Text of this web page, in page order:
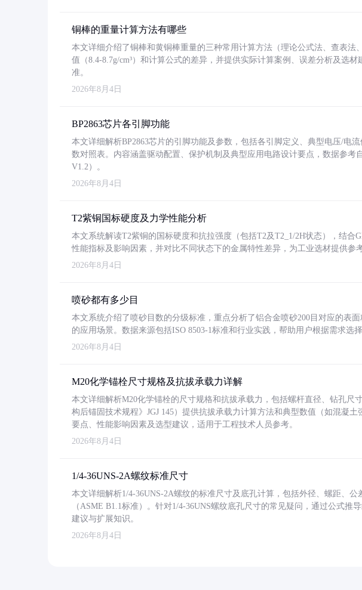
铜棒的重量计算方法有哪些
本文详细介绍了铜棒和黄铜棒重量的三种常用计算方法（理论公式法、查表法
值（8.4-8.7g/cm³）和计算公式的差异，并提供实际计算案例、误差分析及选
准。
2026年8月4日
BP2863芯片各引脚功能
本文详细解析BP2863芯片的引脚功能及参数，包括各引脚定义、典型电压/电
数对照表。内容涵盖驱动配置、保护机制及典型应用电路设计要点，数据参考
V1.2）。
2026年8月4日
T2紫铜国标硬度及力学性能分析
本文系统解读T2紫铜的国标硬度和抗拉强度（包括T2及T2_1/2H状态），结合
性能指标及影响因素，并对比不同状态下的金属特性差异，为工业选材提供参考
2026年8月4日
喷砂都有多少目
本文系统介绍了喷砂目数的分级标准，重点分析了铝合金喷砂200目对应的表
的应用场景。数据来源包括ISO 8503-1标准和行业实践，帮助用户根据需求选
2026年8月4日
M20化学锚栓尺寸规格及抗拔承载力详解
本文详细解析M20化学锚栓的尺寸规格和抗拔承载力，包括螺杆直径、钻孔尺
构后锚固技术规程》JGJ 145）提供抗拔承载力计算方法和典型数值（如混凝
要点、性能影响因素及选型建议，适用于工程技术人员参考。
2026年8月4日
1/4-36UNS-2A螺纹标准尺寸
本文详细解析1/4-36UNS-2A螺纹的标准尺寸及底孔计算，包括外径、螺距、
（ASME B1.1标准）。针对1/4-36UNS螺纹底孔尺寸的常见疑问，通过公式推
建议与扩展知识。
2026年8月4日